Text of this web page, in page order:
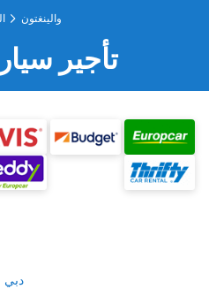
والينغتون
تأجير
دبي